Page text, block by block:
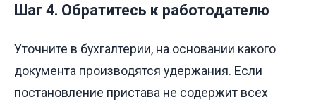
Шаг 4. Обратитесь к работодателю
Уточните в бухгалтерии, на основании какого
документа производятся удержания. Если
постановление пристава не содержит всех